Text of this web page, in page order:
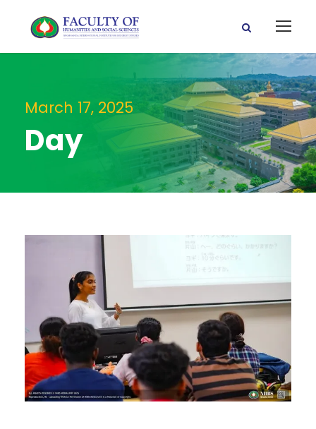
March 17, 2025
Day